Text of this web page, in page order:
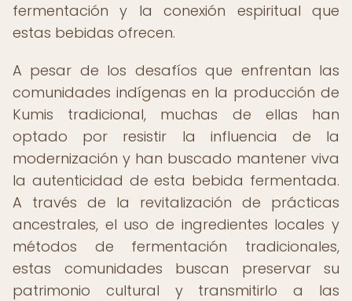
fermentación y la conexión espiritual que
estas bebidas ofrecen.
A pesar de los desafíos que enfrentan las
comunidades indígenas en la producción de
Kumis tradicional, muchas de ellas han
optado por resistir la influencia de la
modernización y han buscado mantener viva
la autenticidad de esta bebida fermentada.
A través de la revitalización de prácticas
ancestrales, el uso de ingredientes locales y
métodos de fermentación tradicionales,
estas comunidades buscan preservar su
patrimonio cultural y transmitirlo a las